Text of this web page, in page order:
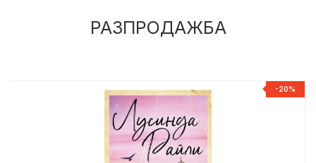
РАЗПРОДАЖБА
-20%